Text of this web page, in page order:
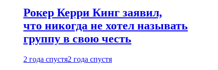
Рокер Керри Кинг заявил,
что никогда не хотел называть
группу в свою честь
2 года спустя2 года спустя